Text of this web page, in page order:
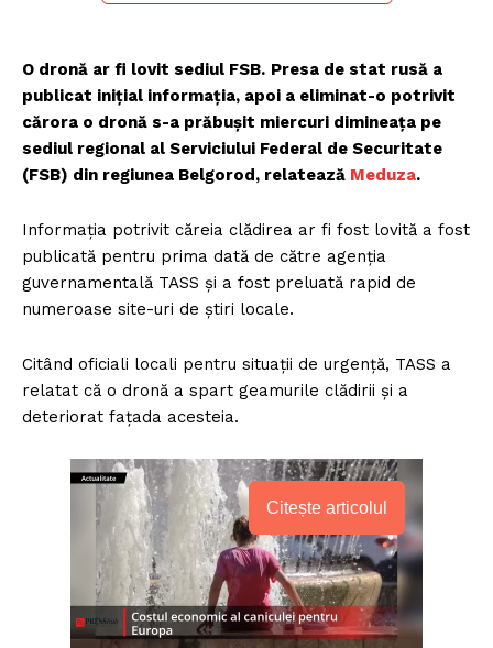
O dronă ar fi lovit sediul FSB. Presa de stat rusă a
publicat inițial informația, apoi a eliminat-o potrivit
cărora o dronă s-a prăbușit miercuri dimineața pe
sediul regional al Serviciului Federal de Securitate
(FSB) din regiunea Belgorod, relatează Meduza.
Informația potrivit căreia clădirea ar fi fost lovită a fost
publicată pentru prima dată de către agenția
guvernamentală TASS și a fost preluată rapid de
numeroase site-uri de știri locale.
Citând oficiali locali pentru situații de urgență, TASS a
relatat că o dronă a spart geamurile clădirii și a
deteriorat fațada acesteia.
Citește articolul